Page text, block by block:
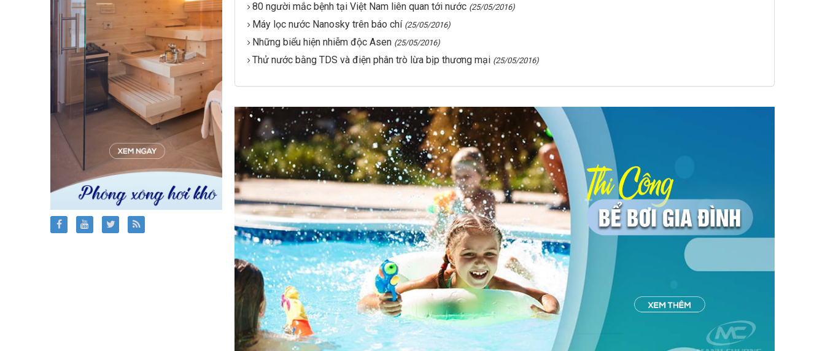
80 người mắc bệnh tại Việt Nam liên quan tới nước (25/05/2016)
Máy lọc nước Nanosky trên báo chí (25/05/2016)
Những biểu hiện nhiễm độc Asen (25/05/2016)
Thử nước bằng TDS và điện phân trò lừa bịp thương mại (25/05/2016)